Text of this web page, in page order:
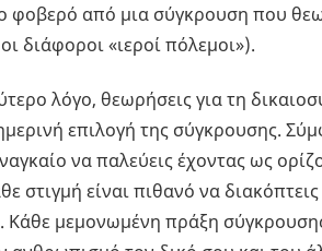
φοβερό από μια σύγκρουση που
διάφοροι «ιεροί πόλεμοι»).
λόγο, θεωρήσεις για τη
επιλογή της σύγκρουσης.
να παλεύεις έχοντας ως
στιγμή είναι πιθανό να
Κάθε μεμονωμένη πράξη